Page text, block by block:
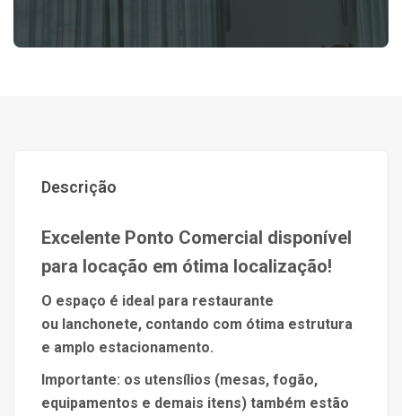
Descrição
Excelente Ponto Comercial disponível
para locação em ótima localização!
O espaço é ideal para restaurante
ou lanchonete, contando com ótima estrutura
e amplo estacionamento.
Importante: os utensílios (mesas, fogão,
equipamentos e demais itens) também estão